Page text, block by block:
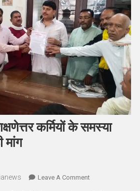
कर्मियों के समस्या
मांग
Leave A CommentOn